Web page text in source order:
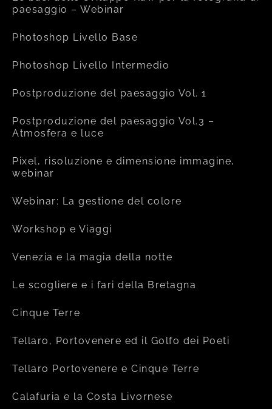
paesaggio – Webinar
Photoshop Livello Base
Photoshop Livello Intermedio
Postproduzione del paesaggio Vol. 1
Postproduzione del paesaggio Vol.3 –
Atmosfera e luce
Pixel, risoluzione e dimensione immagine,
webinar
Webinar: La gestione del colore
Workshop e Viaggi
Venezia e la magia della notte
Le scogliere e i fari della Bretagna
Cinque Terre
Tellaro, Portovenere ed il Golfo dei Poeti
Tellaro Portovenere e Cinque Terre
Calafuria e la Costa Livornese